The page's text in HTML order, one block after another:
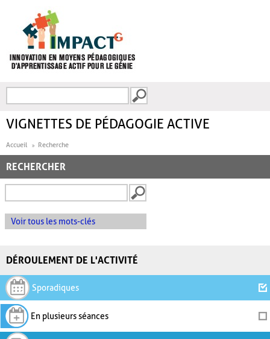
FORMULAIRE DE
VIGNETTES DE PÉDAGOGIE ACTIVE
Accueil Recherche
RECHERCHER
Voir tous les mots-clés
DÉROULEMENT DE L'ACTIVITÉ
Sporadiques
En plusieurs séances